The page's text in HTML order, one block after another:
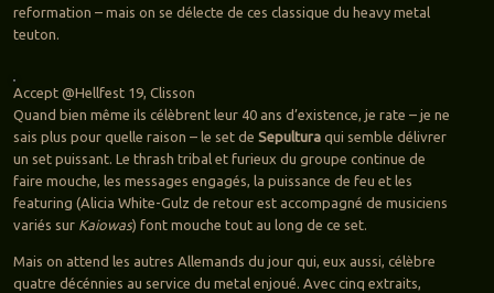
reformation – mais on se délecte de ces classique du heavy metal
teuton.
Accept @Hellfest 19, Clisson
Quand bien même ils célèbrent leur 40 ans d’existence, je rate – je ne
sais plus pour quelle raison – le set de Sepultura qui semble délivrer
un set puissant. Le thrash tribal et furieux du groupe continue de
faire mouche, les messages engagés, la puissance de feu et les
featuring (Alicia White-Gulz de retour est accompagné de musiciens
variés sur Kaiowas) font mouche tout au long de ce set.
Mais on attend les autres Allemands du jour qui, eux aussi, célèbre
quatre décénnies au service du metal enjoué. Avec cinq extraits,